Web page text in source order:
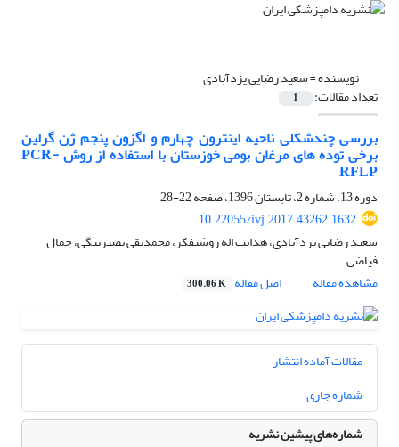
نویسنده =سعید رضایی یزدآبادی
تعداد مقالات: 1
بررسی چندشکلی ناحیه اینترون چهارم و اگزون پنجم ژن گرلین
برخی توده های مرغان بومی خوزستان با استفاده از روش PCR-
RFLP
دوره 13، شماره 2، تابستان 1396، صفحه
22-28
10.22055/ivj.2017.43262.1632
سعید رضایی یزدآبادی، هدایت اله روشنفکر، محمدتقی نصیربیگی، جمال
فیاضی
مشاهده مقاله
اصل مقاله 300.06 K
مقالات آماده انتشار
شماره جاری
شماره‌های پیشین نشریه